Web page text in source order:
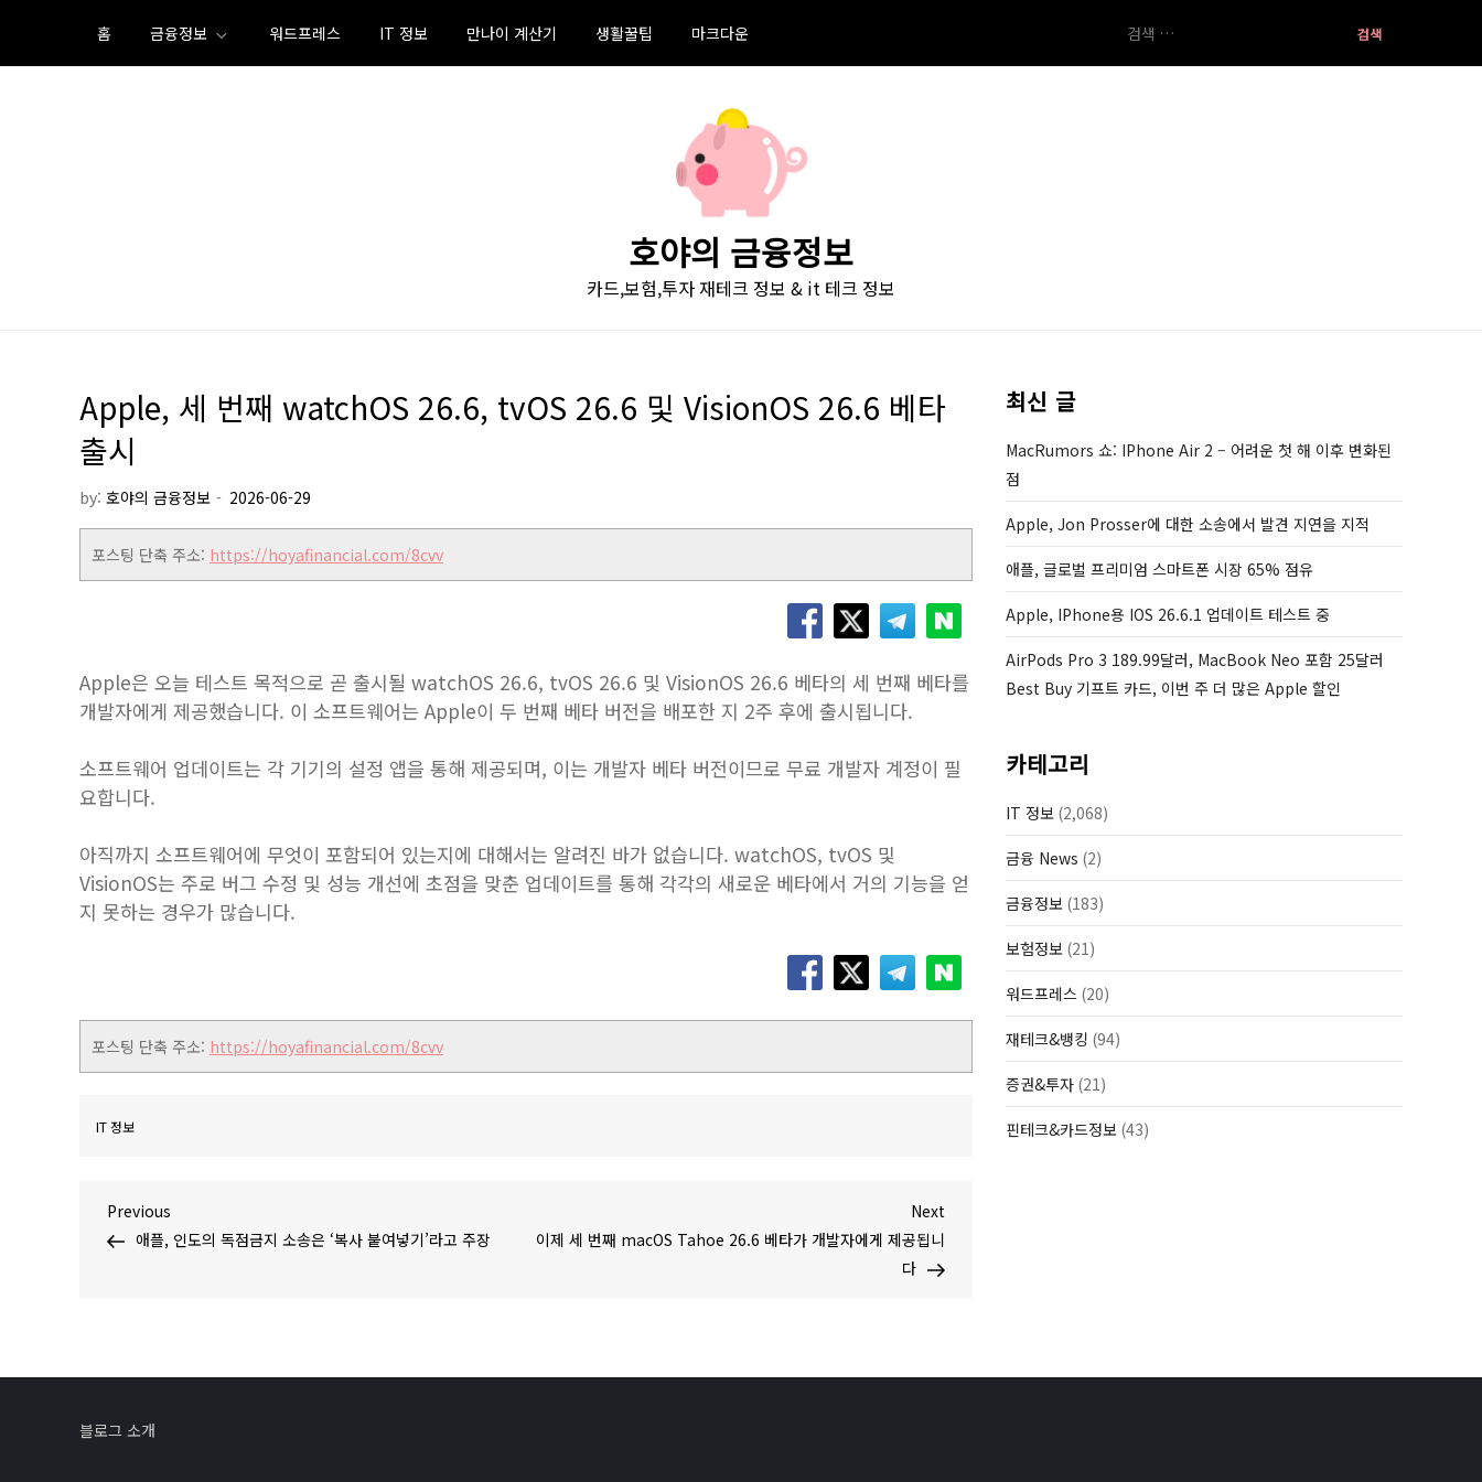
content
홈 금융정보 워드프레스 IT 정보 만나이 계산기 생활꿀팁 마크다운
색:
호야의 금융정보
카드,보험,투자 재테크 정보 & it 테크 정보
Apple, 세 번째 watchOS 26.6, tvOS 26.6 및 VisionOS 26.6 베타
출시
by: 호야의 금융정보
포스팅 단축 주소: https://hoyafinancial.com/8cvv
Apple은 오늘 테스트 목적으로 곧 출시될 watchOS 26.6, tvOS 26.6 및 VisionOS 26.6 베타의 세 번째 베타를
개발자에게 제공했습니다. 이 소프트웨어는 Apple이 두 번째 베타 버전을 배포한 지 2주 후에 출시됩니다.
소프트웨어 업데이트는 각 기기의 설정 앱을 통해 제공되며, 이는 개발자 베타 버전이므로 무료 개발자 계정이 필
요합니다.
아직까지 소프트웨어에 무엇이 포함되어 있는지에 대해서는 알려진 바가 없습니다. watchOS, tvOS 및
VisionOS는 주로 버그 수정 및 성능 개선에 초점을 맞춘 업데이트를 통해 각각의 새로운 베타에서 거의 기능을 얻
지 못하는 경우가 많습니다.
포스팅 단축 주소: https://hoyafinancial.com/8cvv
IT 정보
글
Previous
Post
Previous
애플, 인도의 독점금지 소송은 ‘복사 붙여넣기’라고 주장
Next
이제 세 번째 macOS Tahoe 26.6 베타가 개발자에게 제공됩니
다
최신 글
MacRumors 쇼: IPhone Air 2 – 어려운 첫 해 이후 변화된
점
Apple, Jon Prosser에 대한 소송에서 발견 지연을 지적
애플, 글로벌 프리미엄 스마트폰 시장 65% 점유
Apple, IPhone용 IOS 26.6.1 업데이트 테스트 중
AirPods Pro 3 189.99달러, MacBook Neo 포함 25달러
Best Buy 기프트 카드, 이번 주 더 많은 Apple 할인
카테고리
IT 정보 (2,068)
금융 News (2)
금융정보 (183)
보험정보 (21)
워드프레스 (20)
재테크&뱅킹 (94)
증권&투자 (21)
핀테크&카드정보 (43)
블로그 소개